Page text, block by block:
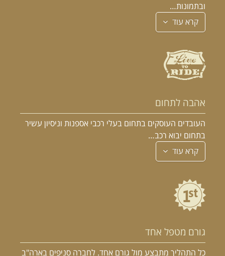
ובתמונות…
קרא עוד
אהבה לתחום
העובדים העוסקים בתחום בעלי רכבי אספנות וניסיון עשיר
בתחום יבוא רכב…
קרא עוד
גורם מטפל אחד
כל התהליך מתבצע מול גורם אחד. לחברה סניפים בארה"ב